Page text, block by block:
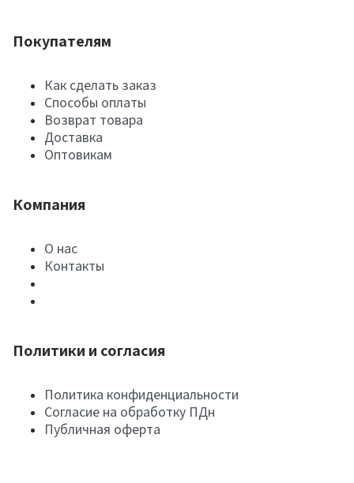
Покупателям
Как сделать заказ
Способы оплаты
Возврат товара
Доставка
Оптовикам
Компания
О нас
Контакты
Политики и согласия
Политика конфиденциальности
Согласие на обработку ПДн
Публичная оферта